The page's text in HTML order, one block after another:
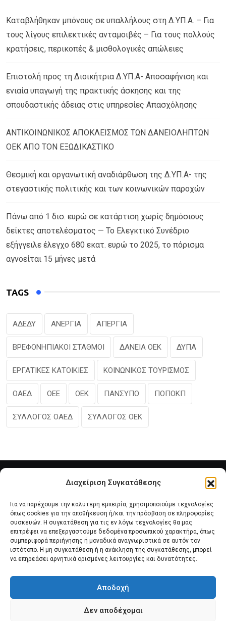
Διαχείριση Συγκατάθεσης
Για να παρέχουμε την καλύτερη εμπειρία, χρησιμοποιούμε τεχνολογίες
όπως cookies για την αποθήκευση ή/και την πρόσβαση σε πληροφορίες
συσκευών. Η συγκατάθεση για τις εν λόγω τεχνολογίες θα μας
επιτρέψει να επεξεργαστούμε δεδομένα προσωπικού χαρακτήρα, όπως
συμπεριφορά περιήγησης ή μοναδικά αναγνωριστικά σε αυτόν τον
ιστότοπο. Η μη συγκατάθεση ή η ανάκληση της συγκατάθεσης, μπορεί
να επηρεάσει αρνητικά ορισμένες λειτουργίες και δυνατότητες.
Αποδοχή
Δεν αποδέχομαι
Καταβλήθηκαν μπόνους σε υπαλλήλους στη Δ.ΥΠ.Α. – Για
τους λίγους επιλεκτικές ανταμοιβές – Για τους πολλούς
κρατήσεις, περικοπές & μισθολογικές απώλειες
Επιστολή προς τη Διοικήτρια Δ.ΥΠ.Α- Αποσαφήνιση και
ενιαία υπαγωγή της πρακτικής άσκησης και της
σπουδαστικής άδειας στις υπηρεσίες Απασχόλησης
ΑΝΤΙΚΟΙΝΩΝΙΚΟΣ ΑΠΟΚΛΕΙΣΜΟΣ ΤΩΝ ΔΑΝΕΙΟΛΗΠΤΩΝ
ΟΕΚ ΑΠΟ ΤΟΝ ΕΞΩΔΙΚΑΣΤΙΚΟ
Θεσμική και οργανωτική αναδιάρθωση της Δ.ΥΠ.Α- της
στεγαστικής πολιτικής και των κοινωνικών παροχών
Πάνω από 1 δισ. ευρώ σε κατάρτιση χωρίς δημόσιους
δείκτες αποτελέσματος — Το Ελεγκτικό Συνέδριο
εξήγγειλε έλεγχο 680 εκατ. ευρώ το 2025, το πόρισμα
αγνοείται 15 μήνες μετά
TAGS
ΑΔΕΔΥ ΑΝΕΡΓΙΑ ΑΠΕΡΓΙΑ
ΒΡΕΦΟΝΗΠΙΑΚΟΙ ΣΤΑΘΜΟΙ ΔΑΝΕΙΑ ΟΕΚ ΔΥΠΑ
ΕΡΓΑΤΙΚΕΣ ΚΑΤΟΙΚΙΕΣ ΚΟΙΝΩΝΙΚΟΣ ΤΟΥΡΙΣΜΟΣ
ΟΑΕΔ ΟΕΕ ΟΕΚ ΠΑΝΣΥΠΟ ΠΟΠΟΚΠ
ΣΥΛΛΟΓΟΣ ΟΑΕΔ ΣΥΛΛΟΓΟΣ ΟΕΚ
Αρχική Νέα του Συλλόγου Θέματα e-Magazino
Πολιτική Cookies (ΕΕ)